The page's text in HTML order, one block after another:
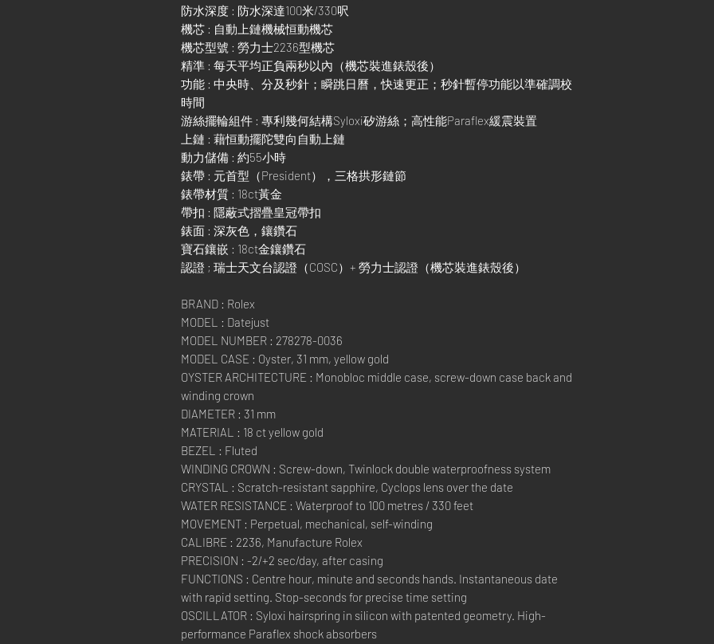
防水深度 : 防水深達100米/330呎
機芯 : 自動上鏈機械恒動機芯
機芯型號 : 勞力士2236型機芯
精準 : 每天平均正負兩秒以內（機芯裝進錶殼後）
功能 : 中央時、分及秒針；瞬跳日曆，快速更正；秒針暫停功能以準確調校
時間
游絲擺輪組件 : 專利幾何結構Syloxi矽游絲；高性能Paraflex緩震裝置
上鏈 : 藉恒動擺陀雙向自動上鏈
動力儲備 : 約55小時
錶帶 : 元首型（President），三格拱形鏈節
錶帶材質 : 18ct黃金
帶扣 : 隱蔽式摺疊皇冠帶扣
錶面 : 深灰色，鑲鑽石
寶石鑲嵌 : 18ct金鑲鑽石
認證 ; 瑞士天文台認證（COSC）+ 勞力士認證（機芯裝進錶殼後）
BRAND : Rolex
MODEL : Datejust
MODEL NUMBER : 278278-0036
MODEL CASE : Oyster, 31 mm, yellow gold
OYSTER ARCHITECTURE : Monobloc middle case, screw-down case back and
winding crown
DIAMETER : 31 mm
MATERIAL : 18 ct yellow gold
BEZEL : Fluted
WINDING CROWN : Screw-down, Twinlock double waterproofness system
CRYSTAL : Scratch-resistant sapphire, Cyclops lens over the date
WATER RESISTANCE : Waterproof to 100 metres / 330 feet
MOVEMENT : Perpetual, mechanical, self-winding
CALIBRE : 2236, Manufacture Rolex
PRECISION : -2/+2 sec/day, after casing
FUNCTIONS : Centre hour, minute and seconds hands. Instantaneous date
with rapid setting. Stop-seconds for precise time setting
OSCILLATOR : Syloxi hairspring in silicon with patented geometry. High-
performance Paraflex shock absorbers